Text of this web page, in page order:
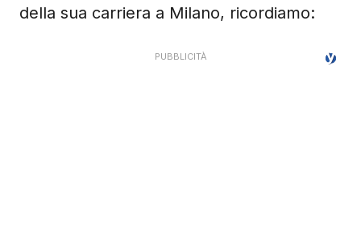
della sua carriera a Milano, ricordiamo: